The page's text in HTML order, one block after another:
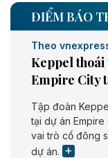
ĐIỂM BÁO
Theo
Keppel thoái
Empire City
Tập đoàn
tại dự án
vai trò cổ đông
dự án.